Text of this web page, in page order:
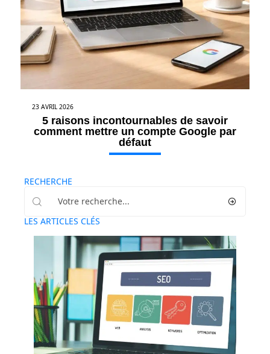
23 AVRIL 2026
5 raisons incontournables de savoir
comment mettre un compte Google par
défaut
RECHERCHE
LES ARTICLES CLÉS